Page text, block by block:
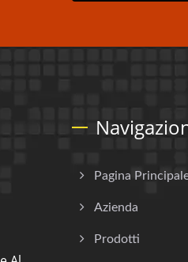
Pagina
Azienda
Prodotti